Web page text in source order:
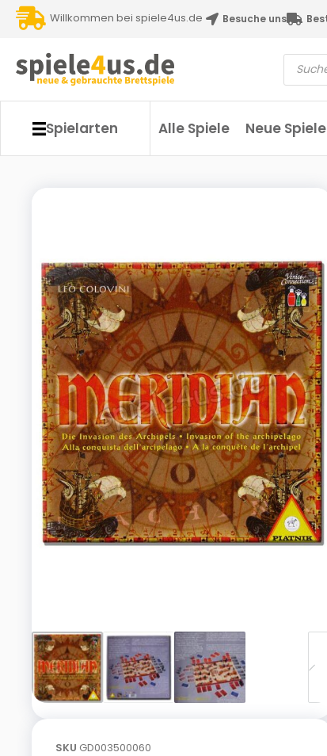
Willkommen bei spiele4us.de Besuche uns
Spielarten Alle Spiele Neue Spiele
SKU GD003500060